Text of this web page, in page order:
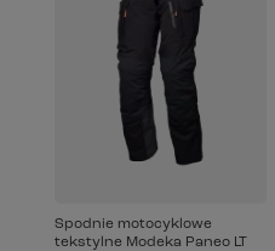
Spodnie motocyklowe
tekstylne Modeka Paneo LT